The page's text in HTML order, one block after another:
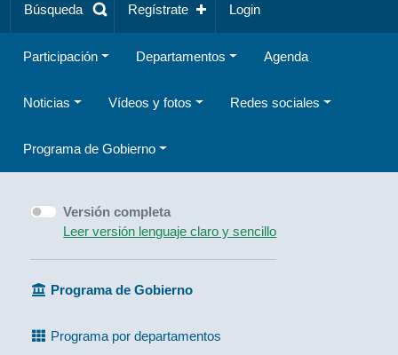
Búsqueda Regístrate Login
Participación Departamentos Agenda
Noticias Vídeos y fotos Redes sociales
Programa de Gobierno
Versión completa
Leer versión lenguaje claro y sencillo
Programa de Gobierno
Programa por departamentos